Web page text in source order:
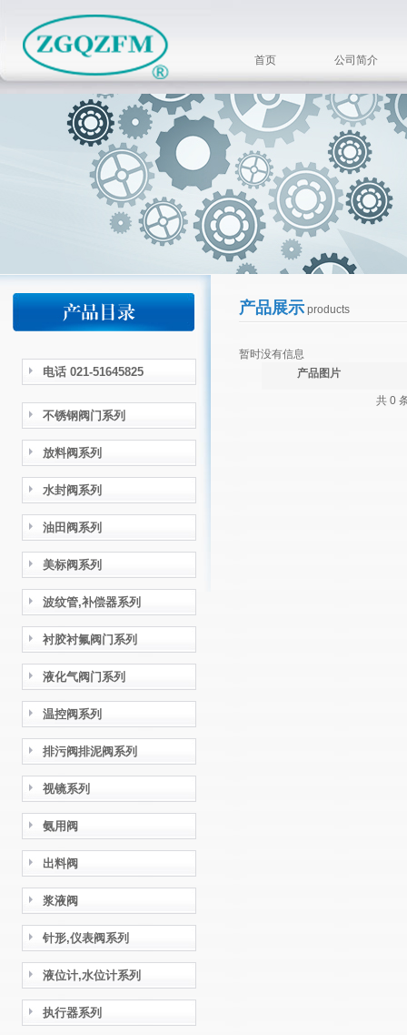
首页 公司简介
电话 021-51645825
不锈钢阀门系列
放料阀系列
水封阀系列
油田阀系列
美标阀系列
波纹管,补偿器系列
衬胶衬氟阀门系列
液化气阀门系列
温控阀系列
排污阀排泥阀系列
视镜系列
氨用阀
出料阀
浆液阀
针形,仪表阀系列
液位计,水位计系列
执行器系列
产品展示products
暂时没有信息
产品图片
共 0